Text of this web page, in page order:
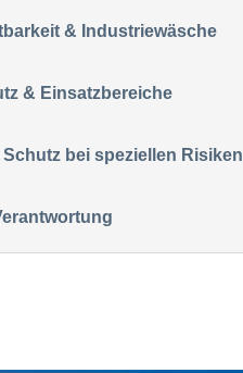
& Industriewäsche
& Einsatzbereiche
bei speziellen Risiken